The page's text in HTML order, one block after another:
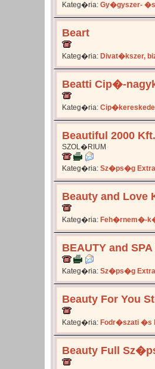
Kateg�ria: Gy�gyszer-
Beart
Kateg�ria: Divat�kszer,
Beatti Cip�-
Kateg�ria:
Beautiful 2000 Kft.
SZOL�RIUM
Kateg�ria: Sz�ps�g Extra
Beauty and Love
Kateg�ria: Feh�rnem�-
BEAUTY and SPA
Kateg�ria: Sz�ps�g Extra
Beauty For You
Kateg�ria: Fodr�szati �s
Beauty Full